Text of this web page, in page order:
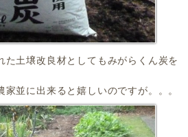
た土壌改良材としてもみがらくん炭を
並に出来ると嬉しいのですが。。。